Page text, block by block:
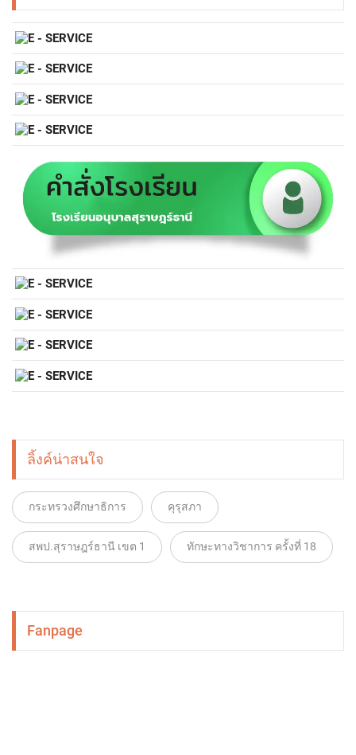
ลิ้งค์น่าสนใจ
กระทรวงศึกษาธิการ คุรุสภา
สพป.สุราษฎร์ธานี เขต 1 ทักษะทางวิชาการ ครั้งที่ 18
Fanpage